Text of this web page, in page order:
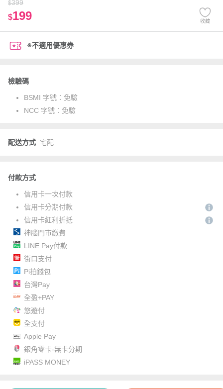
$399
$199 收藏
※不適用優惠券
檢驗碼
BSMI 字號： 免驗
NCC 字號： 免驗
配送方式 宅配
付款方式
信用卡一次付款
信用卡分期付款
信用卡紅利折抵
神腦門市繳費
LINE Pay付款
街口支付
Pi拍錢包
台灣Pay
全盈+PAY
悠遊付
全支付
Apple Pay
銀角零卡-無卡分期
iPASS MONEY